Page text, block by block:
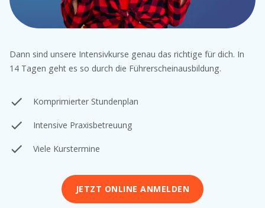
Dann sind unsere Intensivkurse genau das richtige für dich. In
14 Tagen geht es so durch die Führerscheinausbildung.
Komprimierter Stundenplan
Intensive Praxisbetreuung
Viele Kurstermine
JETZT ONLINE ANMELDEN